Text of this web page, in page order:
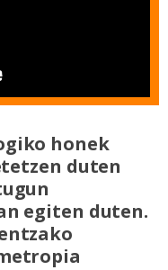
honek
duten
egiten duten.